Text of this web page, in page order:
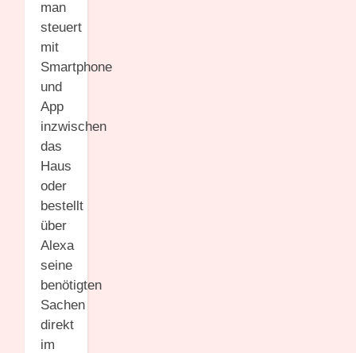
man
steuert
mit
Smartphone
und
App
inzwischen
das
Haus
oder
bestellt
über
Alexa
seine
benötigten
Sachen
direkt
im